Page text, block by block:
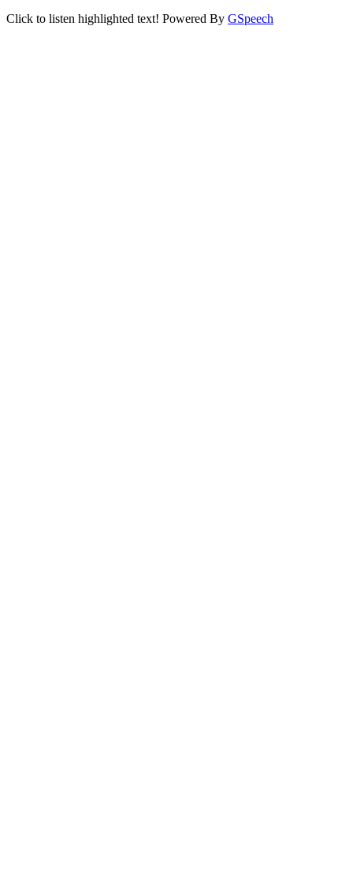
Click to listen highlighted text! Powered By GSpeech